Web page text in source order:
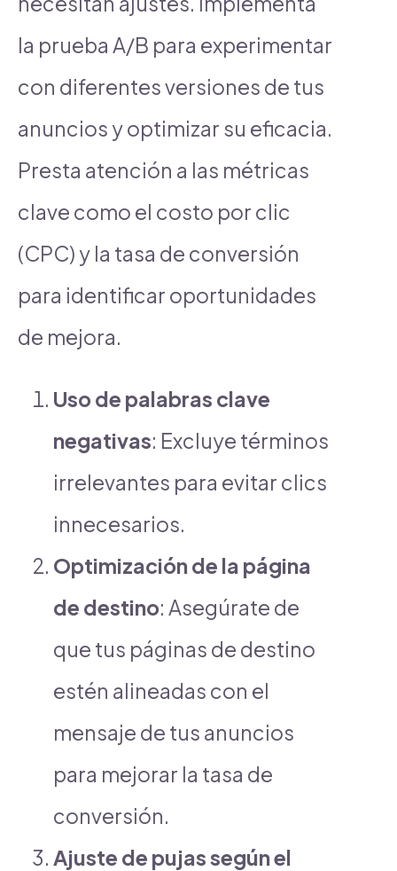
la prueba A/B para experimentar
con diferentes versiones de tus
anuncios y optimizar su eficacia.
Presta atención a las métricas
clave como el costo por clic
(CPC) y la tasa de conversión
para identificar oportunidades
de mejora.
Uso de palabras clave
negativas: Excluye términos
irrelevantes para evitar clics
innecesarios.
Optimización de la página
de destino: Asegúrate de
que tus páginas de destino
estén alineadas con el
mensaje de tus anuncios
para mejorar la tasa de
conversión.
Ajuste de pujas según el